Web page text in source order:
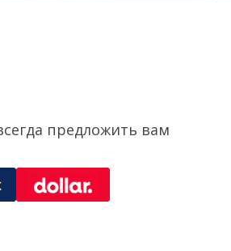
предложить вам